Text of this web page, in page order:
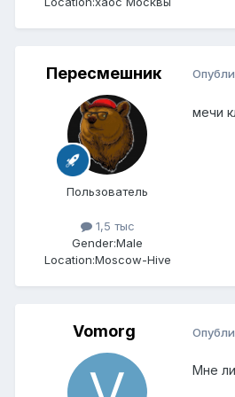
Пересмешник
Пользователь
1,5 тыс
Gender:Male
Location:Moscow-Hive
мечи
Vomorg
Мне